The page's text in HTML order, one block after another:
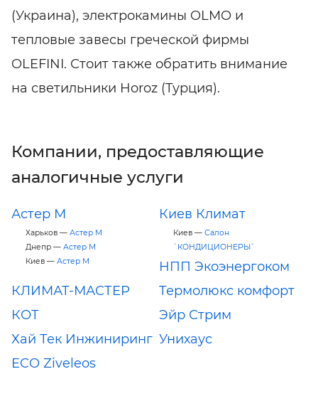
(Украина), электрокамины OLMO и
тепловые завесы греческой фирмы
OLEFINI. Стоит также обратить внимание
на светильники Horoz (Турция).
Компании, предоставляющие
аналогичные услуги
Астер М
Харьков — Астер М
Днепр — Астер М
Киев — Астер М
Киев Климат
Киев — Салон
`КОНДИЦИОНЕРЫ`
НПП Экоэнергоком
КЛИМАТ-МАСТЕР
Термолюкс комфорт
КОТ
Эйр Стрим
Хай Тек Инжиниринг Унихаус
ECO Ziveleos